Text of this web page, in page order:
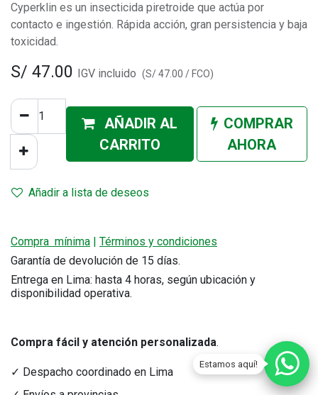
Estamos aquí!
Cyperklin es un insecticida piretroide que actúa por
contacto e ingestión. Rápida acción, gran persistencia y baja
toxicidad.
S/ 47.00 IGV incluido (S/47.00 / FCO)
AÑADIR AL
CARRITO
COMPRAR
AHORA
Añadir a lista de deseos
Compra mínima | Términos y condiciones
Garantía de devolución de 15 días.
Entrega en Lima: hasta 4 horas, según ubicación y
disponibilidad operativa.
Compra fácil y atención personalizada.
✓ Despacho coordinado en Lima